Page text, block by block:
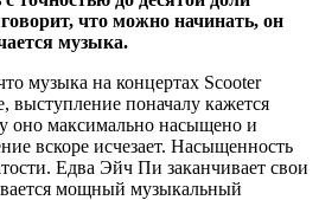
что можно начинать, он
музыка.
музыка на концертах Scooter
выступление поначалу кажется
оно максимально насыщено и
вскоре исчезает. Насыщенность
Едва Эйч Пи заканчивает свои
мощный музыкальный